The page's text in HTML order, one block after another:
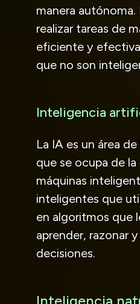
manera
realizar tareas de
eficiente y
que no son
Inteligencia
La IA es un área
que se ocupa de
máquinas
inteligentes que
en algoritmos que
aprender, razonar
decisiones.